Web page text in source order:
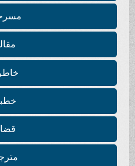
مسرحية
مقالة
خاطرة
خطبة
قضايا
مترجم